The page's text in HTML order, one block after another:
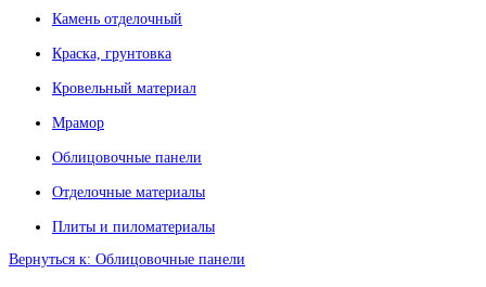
Камень отделочный
Краска, грунтовка
Кровельный материал
Мрамор
Облицовочные панели
Отделочные материалы
Плиты и пиломатериалы
Вернуться к: Облицовочные панели